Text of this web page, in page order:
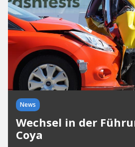
News
Wechsel in der
Coya